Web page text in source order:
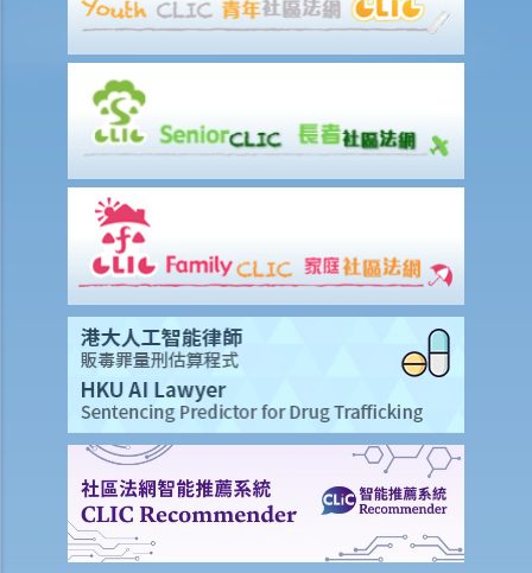
賠償項目
我的配偶在工作時因意外而死亡，我或我的家人可獲哪些賠償？
我在工作時因遇到意外而受傷及導致傷殘，我或我的家人可獲哪些賠
除上述的賠償外，我可否就工傷而獲得其他賠償（例如醫藥費）？
工傷或有關意外之報告
僱主向勞工處報告與工作有關的意外之時限是多久？
僱員可否向勞工處報告與工作有關的意外？
其他有關工傷的事項
如何安排支付工傷賠償？
若然我不能與僱主和平地解決工傷賠償問題，將案件呈交法院的時限是
若然我對條例所給予的補償感到不滿，或者我認為僱主忽略了應有的安
全措施，我可否進一步提出申索？